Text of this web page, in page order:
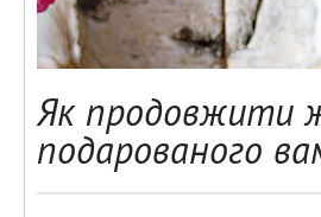
Як продовжити
подарованого